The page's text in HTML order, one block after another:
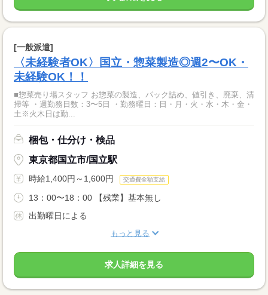
[一般派遣]
〈未経験者OK〉国立・惣菜製造◎週2〜OK・
未経験OK！！
■惣菜売り場スタッフ お惣菜の製造、パック詰め、値引き、廃棄、清
掃等 ・週勤務日数：3〜5日 ・勤務曜日：日・月・火・水・木・金・
土※火木日は勤...
梱包・仕分け・検品
東京都国立市/国立駅
時給1,400円～1,600円 交通費全額支給
13：00〜18：00 【残業】基本無し
出勤曜日による
もっと見る
求人詳細を見る